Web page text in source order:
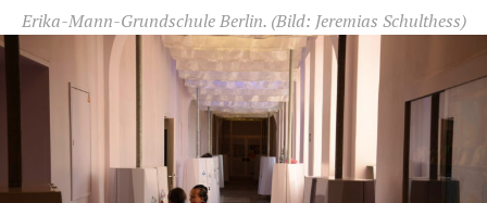
Erika-Mann-Grundschule Berlin.(Bild: Jeremias Schulthess)